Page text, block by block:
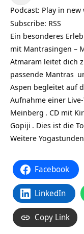
Podcast: Play in
Subscribe: RSS
Ein besonderes
mit Mantrasingen –
Atmaram leitet dich
passende Mantras
Aspen begleitet auf
Aufnahme einer
Meinberg . CD mit
Gopiji . Dies ist die
Weitere
Facebook
LinkedIn
Copy Link